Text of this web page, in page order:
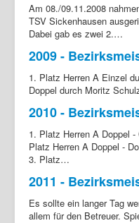
Am 08./09.11.2008
TSV Sickenhausen
Dabei gab es zwei 2.…
2009 -
1. Platz Herren A Einzel
Doppel durch Moritz
2010 -
1. Platz Herren A Doppel
Platz Herren A Doppel -
3. Platz…
2011 -
Es sollte ein langer Tag
allem für den Betreuer.